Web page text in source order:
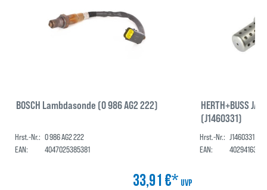
BOSCH Lambdasonde (0 986 AG2 222)
Hrst.-Nr.: 0 986 AG2 222
EAN:
4047025385381
33,91 €* UVP
HERTH+BUSS
(J1460331)
Hrst.-Nr.: J1460331
EAN: